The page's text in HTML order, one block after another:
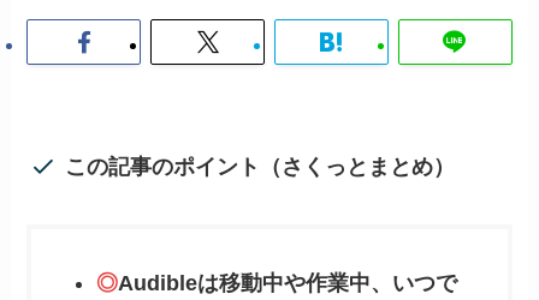
この記事のポイント（さくっとまとめ）
◎Audibleは移動中や作業中、いつで